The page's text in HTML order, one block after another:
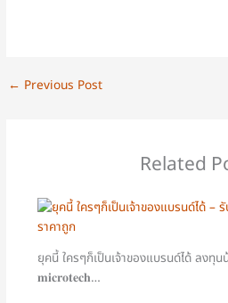
← Previous Post
Related
ยุคนี้ ใครๆก็เป็นเจ้าของแบรนด์ได้ ลงทุ
𝐦𝐢𝐜𝐫𝐨𝐭𝐞𝐜𝐡…